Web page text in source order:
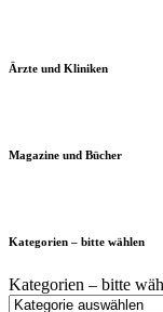
Ärzte und Kliniken
Magazine und Bücher
Kategorien – bitte wählen
Kategorien – bitte